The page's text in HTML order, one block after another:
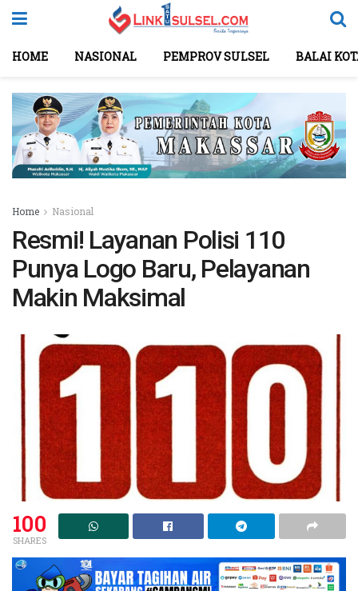
HOME NASIONAL PEMPROV SULSEL BALAI
Home Nasional
Resmi! Layanan Polisi 110
Punya Logo Baru, Pelayanan
Makin Maksimal
100
SHARES